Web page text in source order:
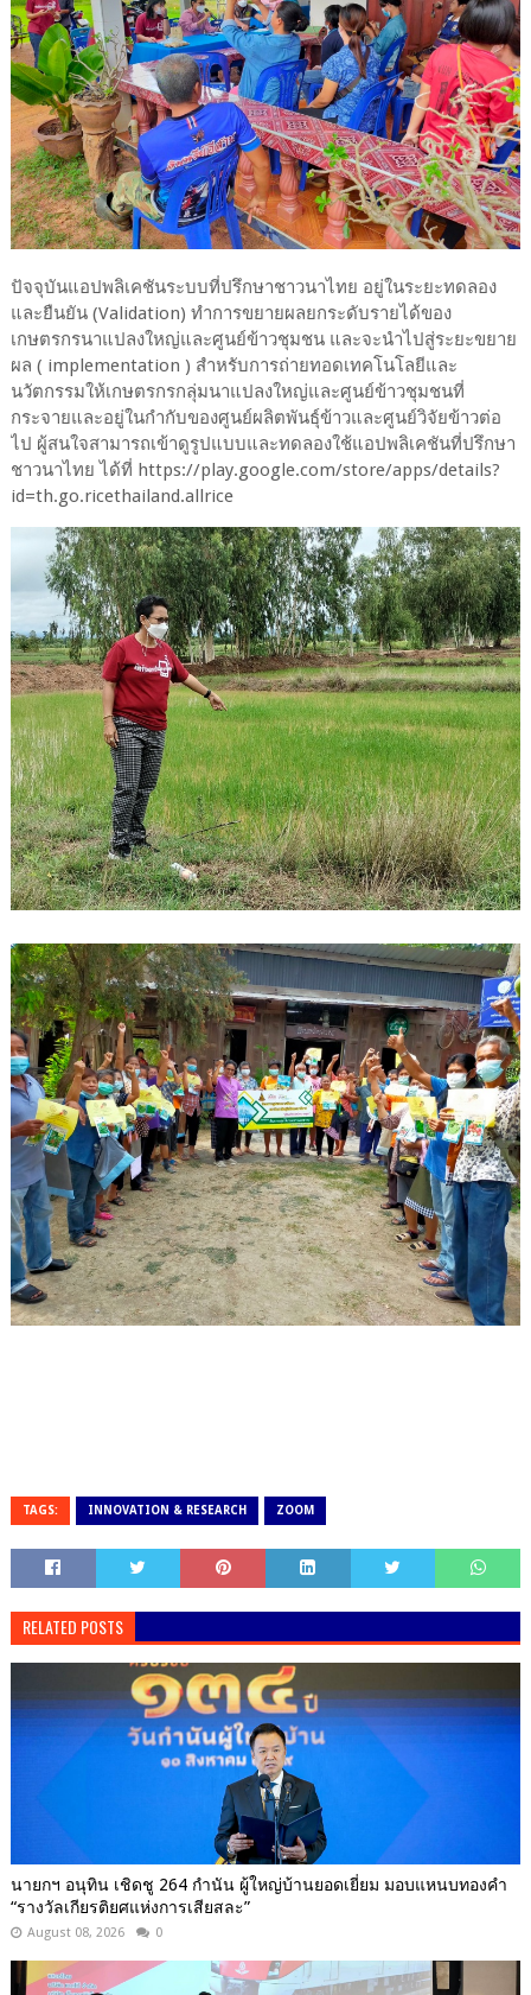
ปัจจุบันแอปพลิเคชันระบบที่ปรึกษาชาวนาไทย อยู่ในระยะทดลอง
และยืนยัน (Validation) ทำการขยายผลยกระดับรายได้ของ
เกษตรกรนาแปลงใหญ่และศูนย์ข้าวชุมชน และจะนำไปสู่ระยะขยาย
ผล ( implementation ) สำหรับการถ่ายทอดเทคโนโลยีและ
นวัตกรรมให้เกษตรกรกลุ่มนาแปลงใหญ่และศูนย์ข้าวชุมชนที่
กระจายและอยู่ในกำกับของศูนย์ผลิตพันธุ์ข้าวและศูนย์วิจัยข้าวต่อ
ไป ผู้สนใจสามารถเข้าดูรูปแบบและทดลองใช้แอปพลิเคชันที่ปรึกษา
ชาวนาไทย ได้ที่ https://play.google.com/store/apps/details?
id=th.go.ricethailand.allrice
TAGS: INNOVATION & RESEARCH ZOOM
RELATED POSTS
นายกฯ อนุทิน เชิดชู 264 กำนัน ผู้ใหญ่บ้านยอดเยี่ยม มอบแหนบทองคำ
“รางวัลเกียรติยศแห่งการเสียสละ”
August 08, 2026 0